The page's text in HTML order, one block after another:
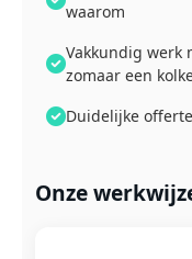
waarom
Vakkundig werk
zomaar een
Duidelijke
Onze